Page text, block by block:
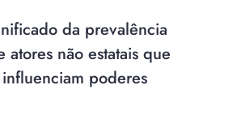
da prevalência
atores não estatais que
poderes